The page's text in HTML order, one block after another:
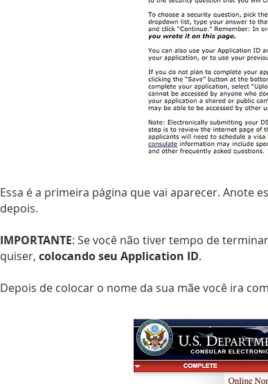
Essa é a primeira página que vai aparecer. Anote
depois.
IMPORTANTE: Se você não tiver tempo de
quiser, colocando seu Application ID.
Depois de colocar o nome da sua mãe você ira